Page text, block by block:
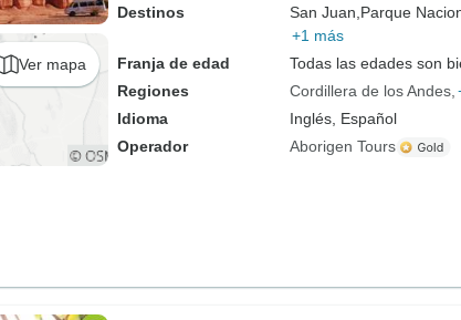
Ver mapa
Destinos
San Juan, Parque
+1 más
Franja de edad
Todas las edades son
Regiones
Cordillera de los Andes
Idioma
Inglés, Español
Operador
Aborigen Tours